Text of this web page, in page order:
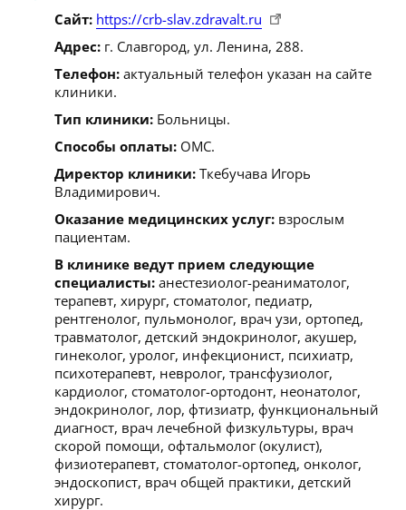
Сайт: https://crb-slav.zdravalt.ru
Адрес: г. Славгород, ул. Ленина, 288.
Телефон: актуальный телефон указан на сайте
клиники.
Тип клиники: Больницы.
Способы оплаты: ОМС.
Директор клиники: Ткебучава Игорь
Владимирович.
Оказание медицинских услуг: взрослым
пациентам.
В клинике ведут прием следующие
специалисты: анестезиолог-реаниматолог,
терапевт, хирург, стоматолог, педиатр,
рентгенолог, пульмонолог, врач узи, ортопед,
травматолог, детский эндокринолог, акушер,
гинеколог, уролог, инфекционист, психиатр,
психотерапевт, невролог, трансфузиолог,
кардиолог, стоматолог-ортодонт, неонатолог,
эндокринолог, лор, фтизиатр, функциональный
диагност, врач лечебной физкультуры, врач
скорой помощи, офтальмолог (окулист),
физиотерапевт, стоматолог-ортопед, онколог,
эндоскопист, врач общей практики, детский
хирург.